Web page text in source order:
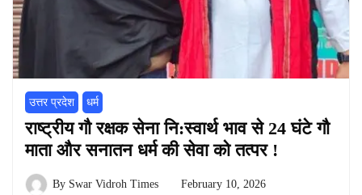
उत्तर प्रदेश धर्म
राष्ट्रीय गौ रक्षक सेना नि:स्वार्थ भाव से 24 घंटे गौ
माता और सनातन धर्म की सेवा को तत्पर !
By Swar Vidroh Times February 10, 2026